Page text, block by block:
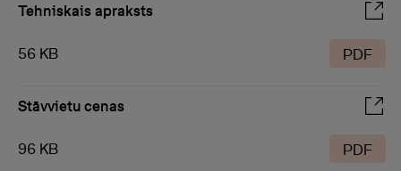
Tehniskais apraksts
56 KB PDF
Stāvvietu cenas
96 KB PDF